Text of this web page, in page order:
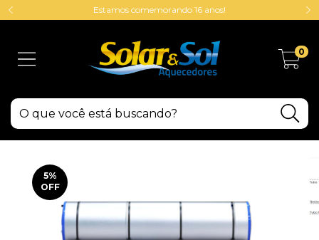
Estamos comemorando 16 anos!
0
5%
OFF